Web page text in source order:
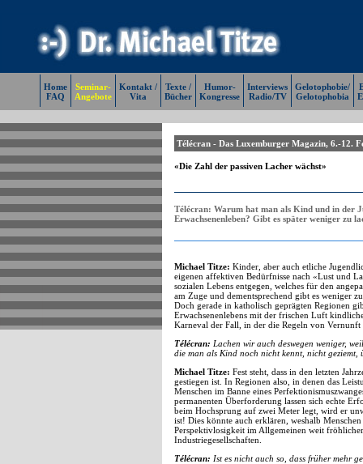
Home
FAQ
Seminar-
Angebote
Kontakt /
Vita
Texte /
Bücher
Humor-
Kongresse
Interviews
Radio/TV
Gelotophobie/
Gelotophobia
Télécran - Das Luxemburger Magazin, 6.-12.
«Die Zahl der passiven Lacher wächst»
Télécran: Warum hat man als Kind und in der
Erwachsenenleben? Gibt es später weniger zu
Michael Titze: Kinder, aber auch etliche
eigenen affektiven Bedürfnisse nach «Lust und
sozialen Lebens entgegen, welches für den
am Zuge und dementsprechend gibt es weniger
Doch gerade in katholisch geprägten Regionen
Erwachsenenlebens mit der frischen Luft
Karneval der Fall, in der die Regeln von
Télécran: Lachen wir auch deswegen weniger,
die man als Kind noch nicht kennt, nicht geziemt,
Michael Titze: Fest steht, dass in den letzten
gestiegen ist. In Regionen also, in denen das
Menschen im Banne eines
permanenten Überforderung lassen sich echte
beim Hochsprung auf zwei Meter legt, wird er
ist! Dies könnte auch erklären, weshalb
Perspektivlosigkeit im Allgemeinen weit
Industriegesellschaften.
Télécran: Ist es nicht auch so, dass früher mehr